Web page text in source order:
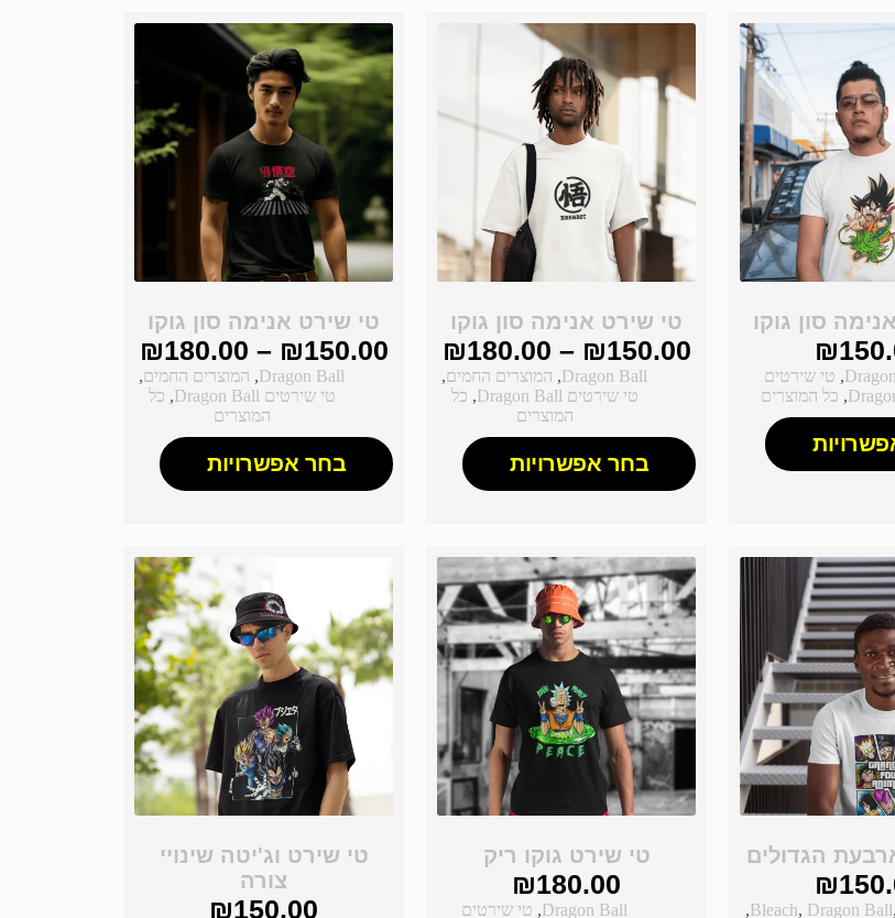
סון גוקו
₪
, טי שירטים
, כל המוצרים
טי שירט אנימה סון גוקו
₪150.00
–
₪180.00
Dragon Ball
, המוצרים החמים,
טי שירטים Dragon Ball
, כל
המוצרים
בחר אפשרויות
טי שירט אנימה סון גוקו
₪150.00
–
₪180.00
Dragon Ball
, המוצרים החמים,
טי שירטים Dragon Ball
, כל
המוצרים
בחר אפשרויות
הגדולים
₪
Bleach, Dragon Ball,
,
טי שירט גוקו ריק
₪180.00
Dragon Ball
, טי שירטים
טי שירט וג'יטה שינויי
צורה
₪150.00